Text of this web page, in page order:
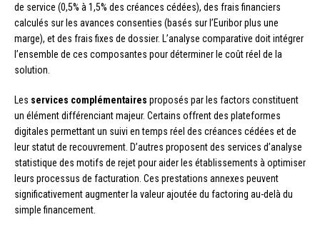
de service (0,5% à 1,5% des créances cédées), des frais financiers
calculés sur les avances consenties (basés sur l’Euribor plus une
marge), et des frais fixes de dossier. L’analyse comparative doit intégrer
l’ensemble de ces composantes pour déterminer le coût réel de la
solution.
Les services complémentaires proposés par les factors constituent
un élément différenciant majeur. Certains offrent des plateformes
digitales permettant un suivi en temps réel des créances cédées et de
leur statut de recouvrement. D’autres proposent des services d’analyse
statistique des motifs de rejet pour aider les établissements à optimiser
leurs processus de facturation. Ces prestations annexes peuvent
significativement augmenter la valeur ajoutée du factoring au-delà du
simple financement.